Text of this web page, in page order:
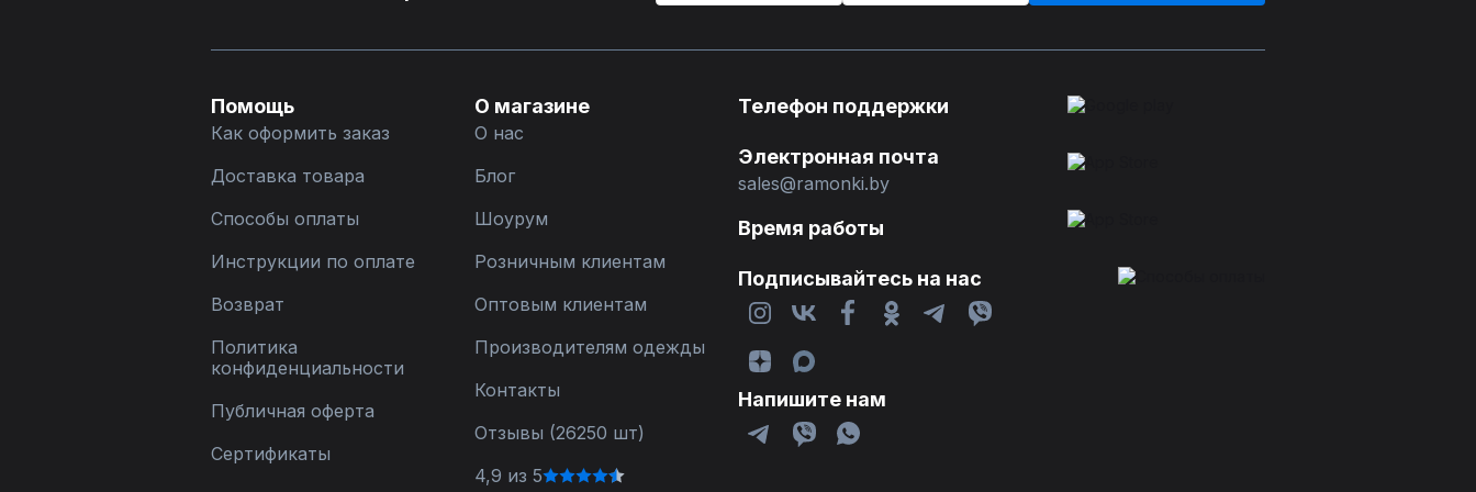
Помощь
Как оформить заказ
Доставка товара
Способы оплаты
Инструкции по оплате
Возврат
Политика
конфиденциальности
Публичная оферта
Сертификаты
О магазине
О нас
Блог
Шоурум
Розничным клиентам
Оптовым клиентам
Производителям одежды
Контакты
Отзывы (26250 шт)
4,9 из 5
Телефон поддержки
Электронная почта
sales@ramonki.by
Время работы
Подписывайтесь на нас
Напишите нам